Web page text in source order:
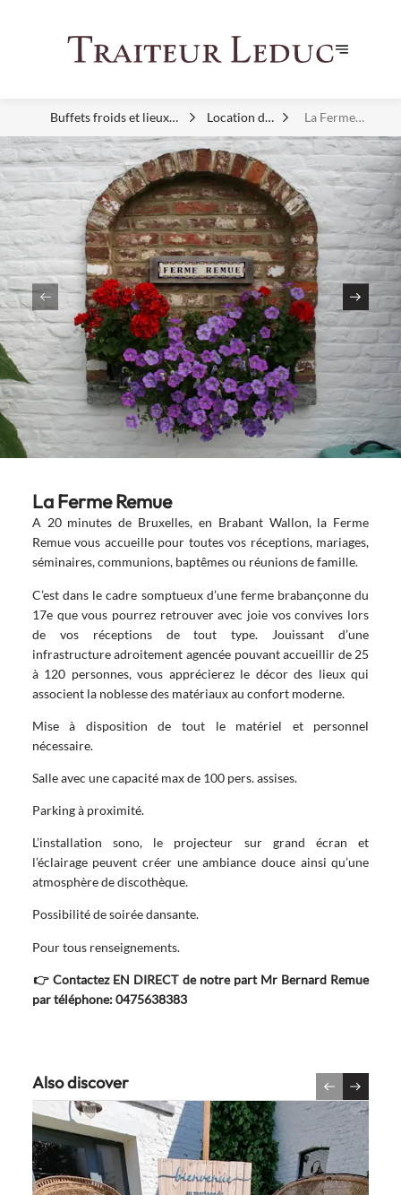
Buffets froids et lieux
d'exception
Location de
Salles
La Ferme
Remue
La Ferme Remue
A 20 minutes de Bruxelles, en Brabant Wallon, la Ferme
Remue vous accueille pour toutes vos réceptions, mariages,
séminaires, communions, baptêmes ou réunions de famille.
C’est dans le cadre somptueux d’une ferme brabançonne du
17e que vous pourrez retrouver avec joie vos convives lors
de vos réceptions de tout type. Jouissant d’une
infrastructure adroitement agencée pouvant accueillir de 25
à 120 personnes, vous apprécierez le décor des lieux qui
associent la noblesse des matériaux au confort moderne.
Mise à disposition de tout le matériel et personnel
nécessaire.
Salle avec une capacité max de 100 pers. assises.
Parking à proximité.
L’installation sono, le projecteur sur grand écran et
l’éclairage peuvent créer une ambiance douce ainsi qu’une
atmosphère de discothèque.
Possibilité de soirée dansante.
Pour tous renseignements.
👉 Contactez EN DIRECT de notre part Mr Bernard Remue
par téléphone: 0475638383
Also discover